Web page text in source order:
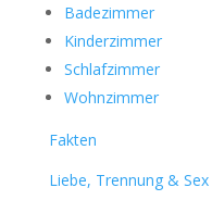
Badezimmer
Kinderzimmer
Schlafzimmer
Wohnzimmer
Fakten
Liebe, Trennung & Sex